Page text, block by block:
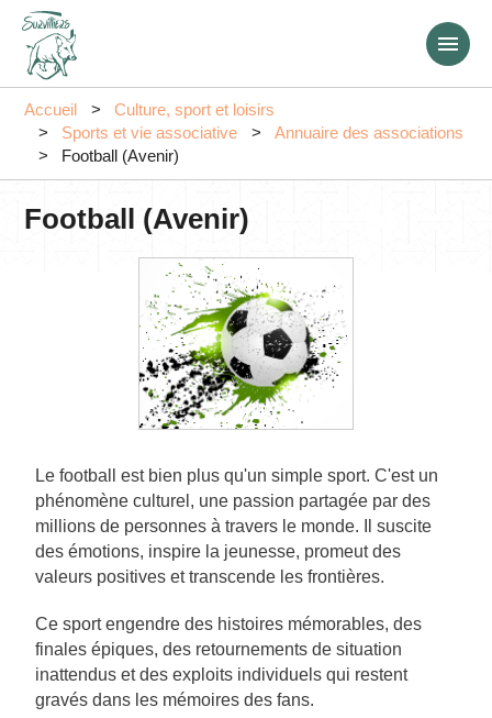
Accueil
Culture, sport et loisirs
Sports et vie associative
Annuaire des associations
Football (Avenir)
Football (Avenir)
Le football est bien plus qu'un simple sport. C'est un
phénomène culturel, une passion partagée par des
millions de personnes à travers le monde. Il suscite
des émotions, inspire la jeunesse, promeut des
valeurs positives et transcende les frontières.
Ce sport engendre des histoires mémorables, des
finales épiques, des retournements de situation
inattendus et des exploits individuels qui restent
gravés dans les mémoires des fans.